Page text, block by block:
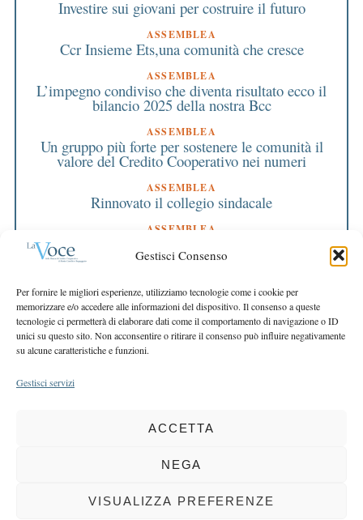
Gestisci Consenso
Per fornire le migliori esperienze, utilizziamo tecnologie come i cookie per
memorizzare e/o accedere alle informazioni del dispositivo. Il consenso a queste
tecnologie ci permetterà di elaborare dati come il comportamento di navigazione o ID
unici su questo sito. Non acconsentire o ritirare il consenso può influire negativamente
su alcune caratteristiche e funzioni.
Gestisci servizi
ACCETTA
NEGA
VISUALIZZA PREFERENZE
Investire sui giovani per costruire il futuro
ASSEMBLEA
Ccr Insieme Ets,una comunità che cresce
ASSEMBLEA
L’impegno condiviso che diventa risultato ecco il
bilancio 2025 della nostra Bcc
ASSEMBLEA
Un gruppo più forte per sostenere le comunità il
valore del Credito Cooperativo nei numeri
ASSEMBLEA
Rinnovato il collegio sindacale
ASSEMBLEA
Bilancio approvato all’unanimità e 2 milioni
destinati al territorio
Crescere restando riconoscibili
EDITORIALE PRESIDENTE
Costruire futuro insieme
COPYRIGHT 2025 LA VOCE |PRIVACY
BCC DI BUSTO GAROLFO E BUGUGGIATE